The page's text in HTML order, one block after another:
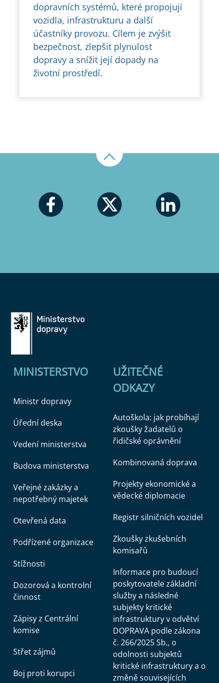
dopravních systémů, které propojují
vozidla, infrastrukturu a další
účastníky provozu. Cílem je zvýšit
bezpečnost, zlepšit plynulost
dopravy a snížit její dopady na
životní prostředí.
MINISTERSTVO
Ministr dopravy
Úřední deska
Vedení ministerstva
Budova ministerstva
Veřejné zakázky a
nepotřebný majetek
Otevřená data
Podřízené organizace
Stížnosti
Dozorová a kontrolní
činnost
Zápisy z Centrální
komise
Střet zájmů
Boj proti korupci
UŽITEČNÉ
ODKAZY
Autoškola: jak probíhají
zkoušky žadatelů o
řidičské oprávnění
Kombinovaná doprava
Projekty ekonomické a
vědecké diplomacie
Registr silničních vozidel
Zkoušky zkušebních
komisařů
Informace pro budoucí
poskytovatele základní
služby a následné
subjekty kritické
infrastruktury v odvětví
DOPRAVA podle zákona
č. 266/2025 Sb., o
odolnosti subjektů
kritické infrastruktury a o
změně souvisejících